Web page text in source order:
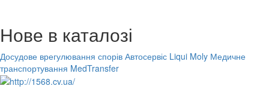
Нове в каталозі
Досудове врегулювання спорів Автосервіс Liqui Moly Медичне
транспортування MedTransfer